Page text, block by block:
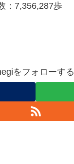
7,356,287歩
をフォローする